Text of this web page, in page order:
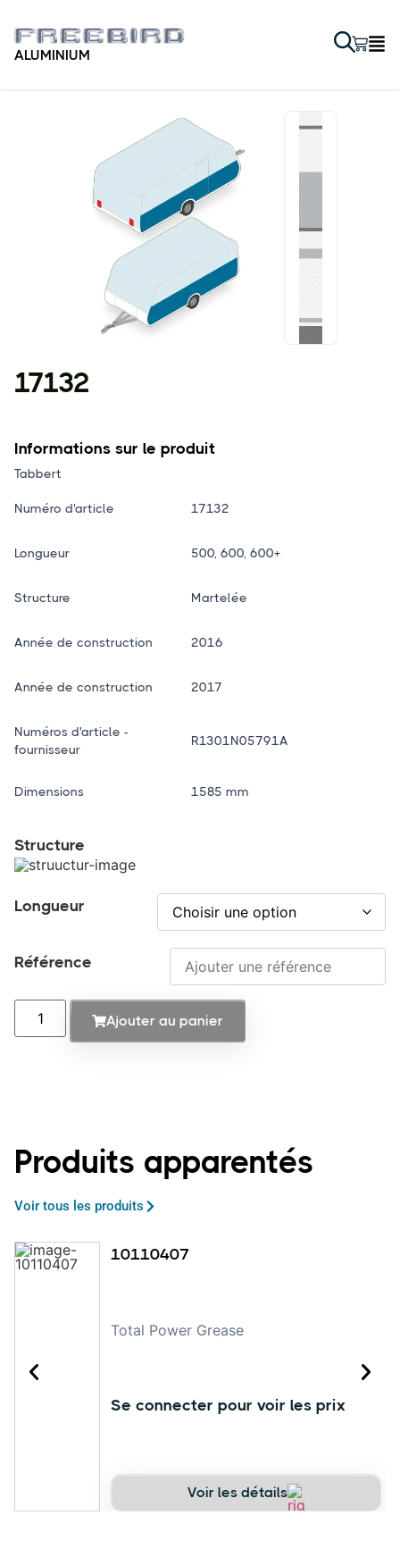
ALUMINIUM
17132
Informations sur le produit
Tabbert
Numéro d'article 17132
Longueur 500, 600, 600+
Structure Martelée
Année de construction 2016
Année de construction 2017
Numéros d'article -
fournisseur
R1301N05791A
Dimensions 1585 mm
Structure
Longueur
Référence
Ajouter au panier
Produits apparentés
Voir tous les produits
10110407
Total Power Grease
Se connecter pour voir les prix
Voir les détails